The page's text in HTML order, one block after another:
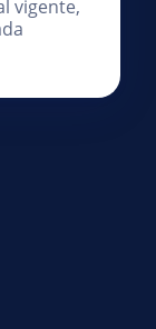
vigente,